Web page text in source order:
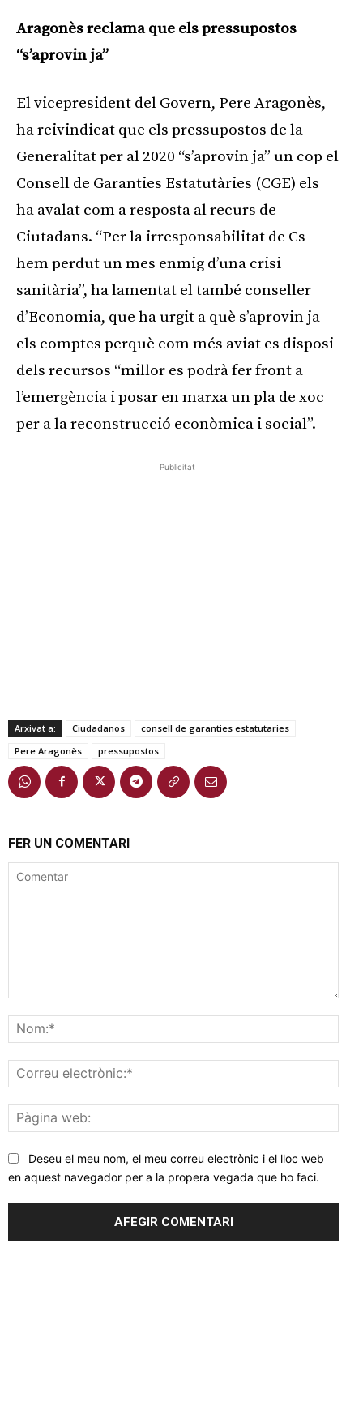
Aragonès reclama que els pressupostos
“s’aprovin ja”
El vicepresident del Govern, Pere Aragonès,
ha reivindicat que els pressupostos de la
Generalitat per al 2020 “s’aprovin ja” un cop el
Consell de Garanties Estatutàries (CGE) els
ha avalat com a resposta al recurs de
Ciutadans. “Per la irresponsabilitat de Cs
hem perdut un mes enmig d’una crisi
sanitària”, ha lamentat el també conseller
d’Economia, que ha urgit a què s’aprovin ja
els comptes perquè com més aviat es disposi
dels recursos “millor es podrà fer front a
l’emergència i posar en marxa un pla de xoc
per a la reconstrucció econòmica i social”.
Publicitat
Arxivat a: Ciudadanos
consell de garanties estatutaries
Pere Aragonès
pressupostos
FER UN COMENTARI
web:
Deseu el meu nom, el meu correu electrònic i el lloc web
en aquest navegador per a la propera vegada que ho faci.